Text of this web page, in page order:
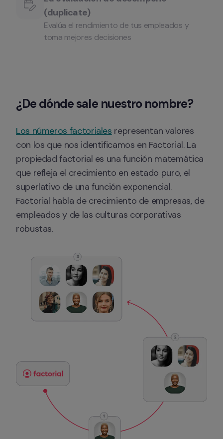
(duplicate)
Evalúa el rendimiento de tus empleados y
toma mejores decisiones
¿De dónde sale nuestro nombre?
Los números factoriales representan valores
con los que nos identificamos en Factorial. La
propiedad factorial es una función matemática
que refleja el crecimiento en estado puro, el
superlativo de una función exponencial.
Factorial habla de crecimiento de empresas, de
empleados y de las culturas corporativas
robustas.